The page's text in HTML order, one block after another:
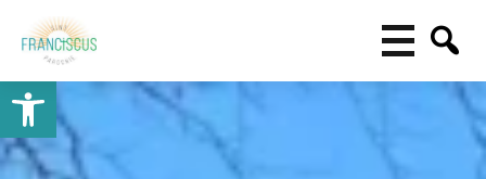
Toolbar openen